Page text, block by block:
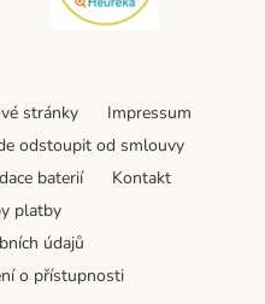
stránky
Impressum
odstoupit od smlouvy
baterií
Kontakt
platby
údajů
o přístupnosti